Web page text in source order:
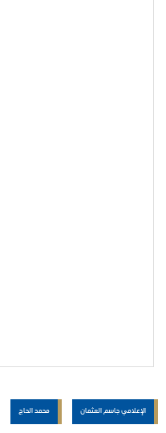
الإعلامي جاسم العثمان محمد الحاج